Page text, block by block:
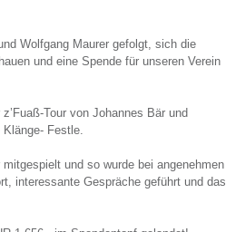
Wolfgang Maurer gefolgt, sich die
und eine Spende für unseren Verein
Tour von Johannes Bär und
Festle.
und so wurde bei angenehmen
interessante Gespräche geführt und das